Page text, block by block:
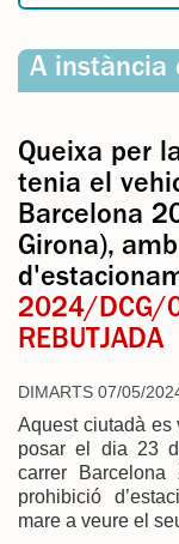
A instància
Queixa per
tenia el
Barcelona
Girona),
2024/DCG/
REBUTJADA
DIMARTS 07/05/
Aquest ciutadà es
posar el dia 23
carrer
prohibició
mare a veure el